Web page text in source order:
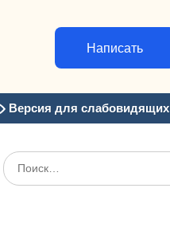
Написать
Версия для слабовидящих
Искать: